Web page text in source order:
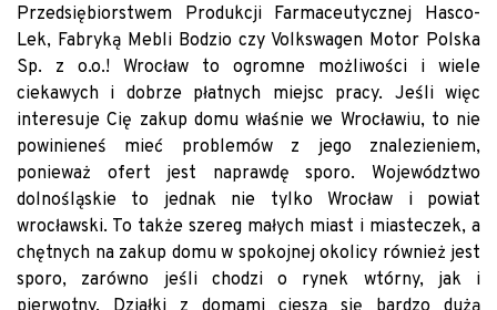
Przedsiębiorstwem Produkcji Farmaceutycznej Hasco-
Lek, Fabryką Mebli Bodzio czy Volkswagen Motor Polska
Sp. z o.o.! Wrocław to ogromne możliwości i wiele
ciekawych i dobrze płatnych miejsc pracy. Jeśli więc
interesuje Cię zakup domu właśnie we Wrocławiu, to nie
powinieneś mieć problemów z jego znalezieniem,
ponieważ ofert jest naprawdę sporo. Województwo
dolnośląskie to jednak nie tylko Wrocław i powiat
wrocławski. To także szereg małych miast i miasteczek, a
chętnych na zakup domu w spokojnej okolicy również jest
sporo, zarówno jeśli chodzi o rynek wtórny, jak i